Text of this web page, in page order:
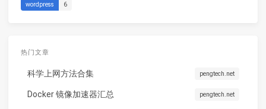
wordpress
6
热门文章
科学上网方法合集 pengtech.net
Docker 镜像加速器汇总 pengtech.net